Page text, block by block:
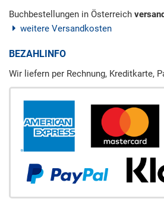
Buchbestellungen in Österreich
weitere Versandkosten
BEZAHLINFO
Wir liefern per Rechnung, Kreditkarte,